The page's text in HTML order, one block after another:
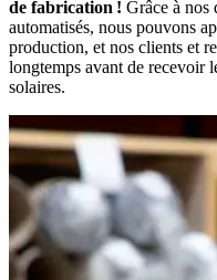
de fabrication ! Grâce à nos
automatisés, nous pouvons
production, et nos clients et
longtemps avant de recevoir
solaires.